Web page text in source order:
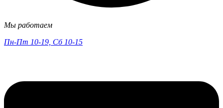
Мы работаем
Пн-Пт 10-19, Сб 10-15